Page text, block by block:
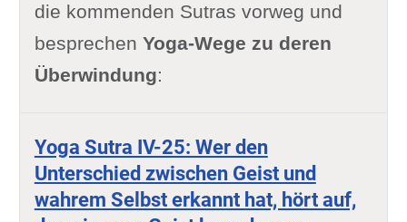
die kommenden Sutras vorweg und
besprechen Yoga-Wege zu deren
Überwindung:
Yoga Sutra IV-25: Wer den
Unterschied zwischen Geist und
wahrem Selbst erkannt hat, hört auf,